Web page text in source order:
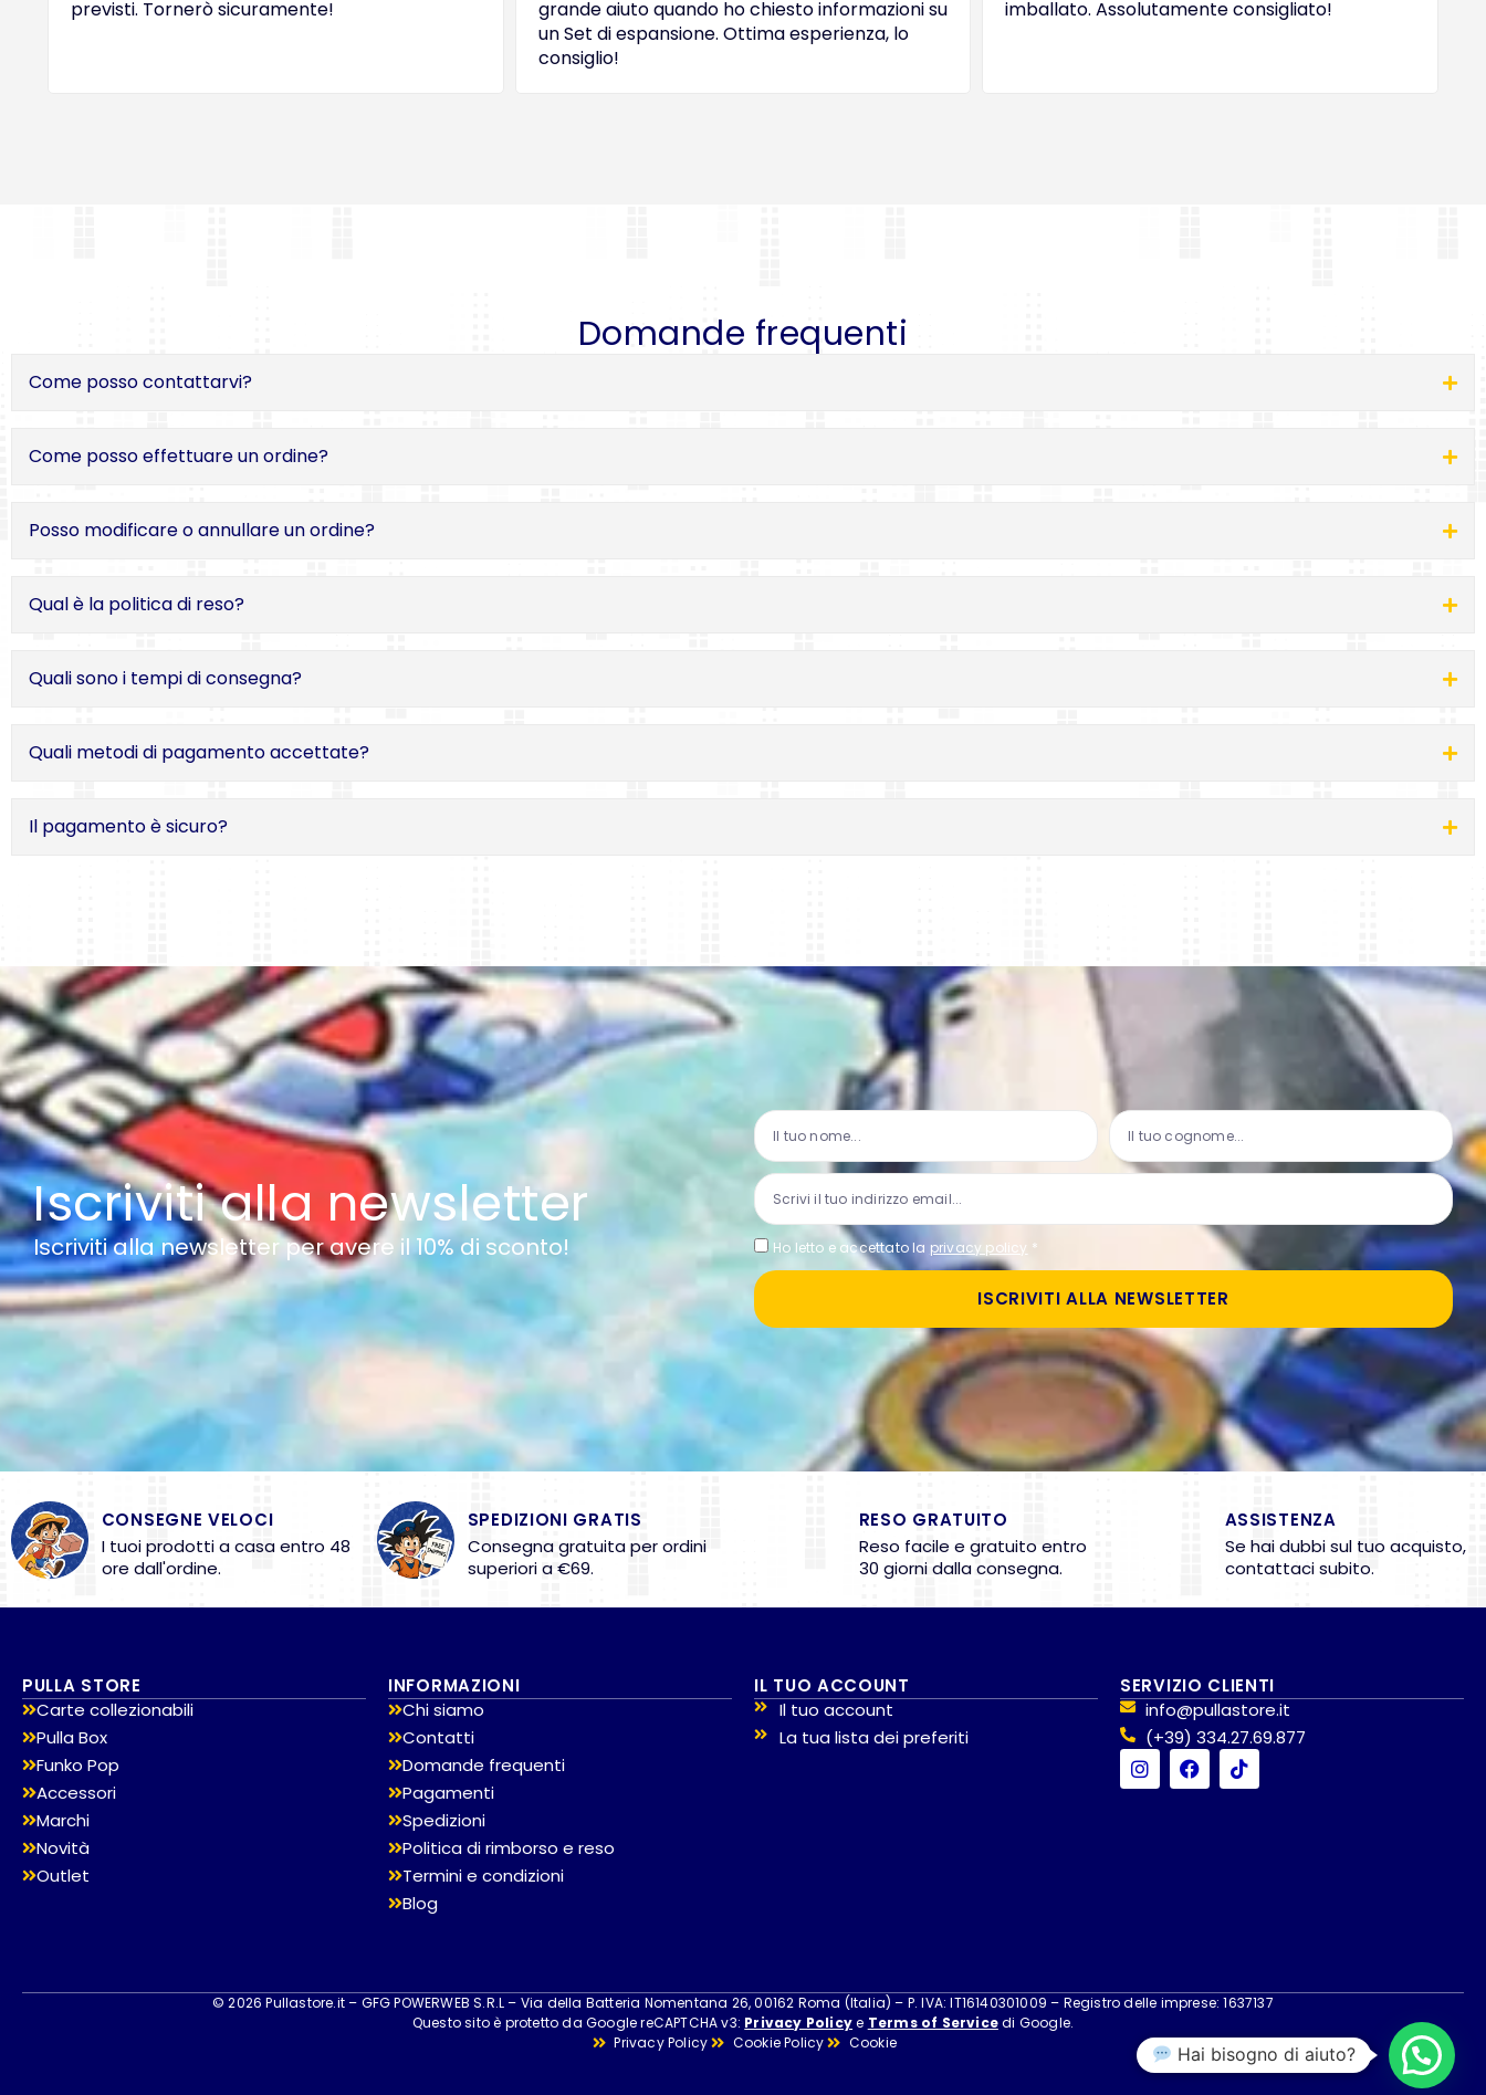
previsti. Tornerò sicuramente!
grande aiuto quando ho chiesto informazioni su
un Set di espansione. Ottima esperienza, lo
consiglio!
imballato. Assolutamente consigliato!
Domande frequenti
Come posso contattarvi?
Come posso effettuare un ordine?
Posso modificare o annullare un ordine?
Qual è la politica di reso?
Quali sono i tempi di consegna?
Quali metodi di pagamento accettate?
Il pagamento è sicuro?
Iscriviti alla newsletter
Iscriviti alla newsletter per avere il 10% di sconto! Ho letto e accettato la privacy policy *
ISCRIVITI ALLA NEWSLETTER
CONSEGNE VELOCI
I tuoi prodotti a casa entro 48
ore dall'ordine.
SPEDIZIONI GRATIS
Consegna gratuita per ordini
superiori a €69.
RESO GRATUITO
Reso facile e gratuito entro
30 giorni dalla consegna.
ASSISTENZA
Se hai dubbi sul tuo acquisto,
contattaci subito.
PULLA STORE
Carte collezionabili
Pulla Box
Funko Pop
Accessori
Marchi
Novità
Outlet
INFORMAZIONI
Chi siamo
Contatti
Domande frequenti
Pagamenti
Spedizioni
Politica di rimborso e reso
Termini e condizioni
Blog
IL TUO ACCOUNT
Il tuo account
La tua lista dei preferiti
SERVIZIO CLIENTI
info@pullastore.it
(+39) 334.27.69.877
© 2026 Pullastore.it – GFG POWERWEB S.R.L – Via della Batteria Nomentana 26, 00162 Roma (Italia) – P. IVA: IT16140301009 – Registro delle imprese: 1637137
Questo sito è protetto da Google reCAPTCHA v3: Privacy Policye Terms of Servicedi Google.
Privacy Policy
Cookie Policy Cookie
Hai bisogno di aiuto?